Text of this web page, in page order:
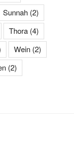
Sunnah (2)
Thora (4)
Wein (2)
(2)